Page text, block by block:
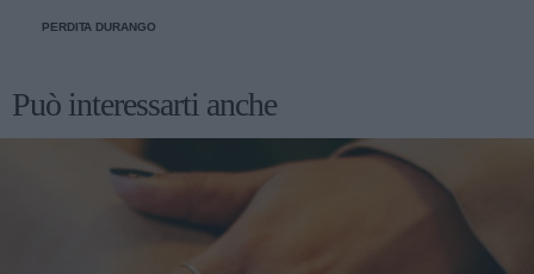
PERDITA DURANGO
Può interessarti anche